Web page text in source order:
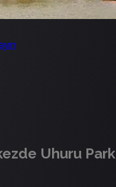
Uhuru Park